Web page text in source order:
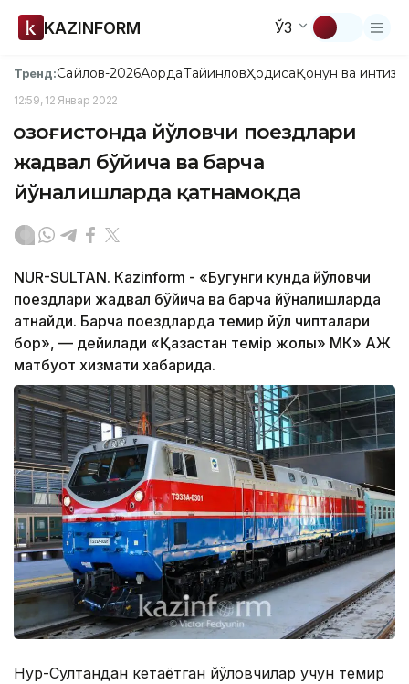
KAZINFORM ЎЗ
Тренд:Сайлов-2026АқордаТайинловҲодисаҚонун ва
12:59, 12 Январ 2022
Қозоғистонда йўловчи поездлари
жадвал бўйича ва барча
йўналишларда қатнамоқда
NUR-SULTAN. Кazinform - «Бугунги кунда йўловчи
поездлари жадвал бўйича ва барча йўналишларда
қатнайди. Барча поездларда темир йўл чипталари
бор», — дейилади «Қазақстан темір жолы» МК» АЖ
матбуот хизмати хабарида.
Нур-Султандан кетаётган йўловчилар учун темир